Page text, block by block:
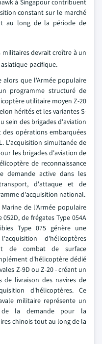
à Singapour contribuent
constant sur le marché
au long de la période de
militaires devrait croître à un
pacifique.
alors que l'Armée populaire
programme structuré de
utilitaire moyen Z-20
hérités et les variantes S-
sein des brigades d'aviation
opérations embarquées
L'acquisition simultanée de
les brigades d'aviation de
de reconnaissance
demande active dans les
d'attaque et de
d'acquisition national.
de l'Armée populaire
de frégates Type 054A
Type 075 génère une
d'hélicoptères
de combat de surface
d'hélicoptère dédié
Z-9D ou Z-20 - créant un
de livraison des navires de
d'hélicoptères. Ce
militaire représente un
de la demande pour la
chinois tout au long de la